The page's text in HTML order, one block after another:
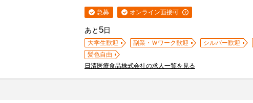
急募 オンライン面接可
あと 5日
大学生歓迎 副業・Ｗワーク歓迎 シルバー歓迎
髪色自由
日清医療食品株式会社の求人一覧を見る